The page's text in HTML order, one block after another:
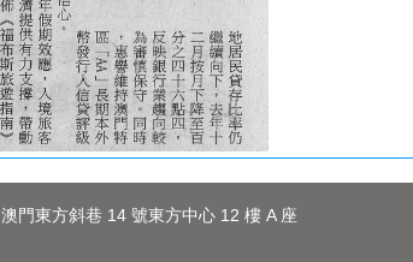
澳門東方斜巷 14 號東方中心 12 樓 A 座